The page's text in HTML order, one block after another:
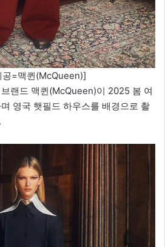
공=맥퀸(McQueen)]
랜드 맥퀸(McQueen)이 2025 봄 여
영국 햇필드 하우스를 배경으로 촬